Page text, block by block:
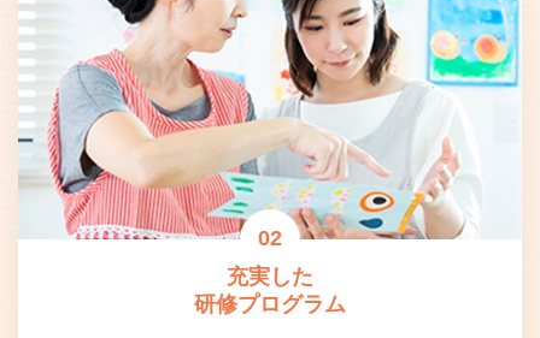
02
充実した
研修プログラム